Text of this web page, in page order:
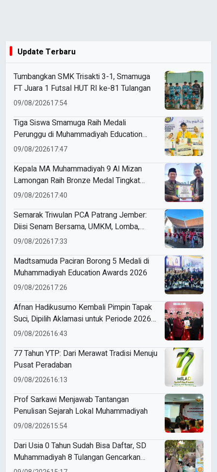
Update Terbaru
Tumbangkan SMK Trisakti 3-1, Smamuga
FT Juara 1 Futsal HUT RI ke-81 Tulangan
09/08/202617:54
Tiga Siswa Smamuga Raih Medali
Perunggu di Muhammadiyah Education
Awards 2026
09/08/202617:47
Kepala MA Muhammadiyah 9 Al Mizan
Lamongan Raih Bronze Medal Tingkat
Jawa Timur pada ME Awards 2026
09/08/202617:40
Semarak Triwulan PCA Patrang Jember:
Diisi Senam Bersama, UMKM, Lomba,
Pemeriksaan Kesehatan, hingga
09/08/202617:33
Madtsamuda Paciran Borong 5 Medali di
Muhammadiyah Education Awards 2026
09/08/202617:26
Afnan Hadikusumo Kembali Pimpin Tapak
Suci, Dipilih Aklamasi untuk Periode 2026–
2031
09/08/202616:43
77 Tahun YTP: Dari Merawat Tradisi Menuju
Pusat Peradaban
09/08/202616:13
Prof Sarkawi Menjawab Tantangan
Penulisan Sejarah Lokal Muhammadiyah
09/08/202615:54
Dari Usia 0 Tahun Sudah Bisa Daftar, SD
Muhammadiyah 8 Tulangan Gencarkan
SPMB